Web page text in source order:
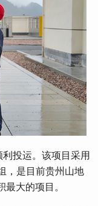
投运。该项目采用
，是目前贵州山地
大的项目。